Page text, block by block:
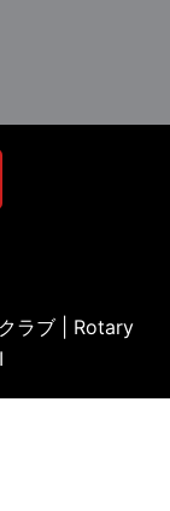
ラブ | Rotary